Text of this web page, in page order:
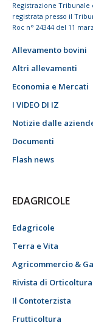
Registrazione Tribunale
registrata presso il
Roc n° 24344 del 11
Allevamento bovini
Altri allevamenti
Economia e Mercati
I VIDEO DI IZ
Notizie dalle
Documenti
Flash news
EDAGRICOLE
Edagricole
Terra e Vita
Agricommercio &
Rivista di
Il Contoterzista
Frutticoltura